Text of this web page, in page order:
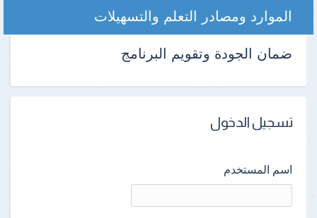
الموارد ومصادر التعلم والتسهيلات
ضمان الجودة وتقويم البرنامج
تسجيل الدخول
اسم المستخدم